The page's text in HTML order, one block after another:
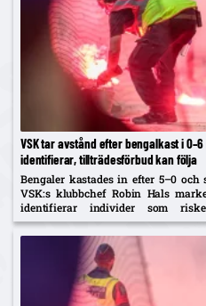
VSK tar avstånd efter bengalkast i
identifierar, tillträdesförbud kan följa
Bengaler kastades in efter 5–0 och
VSK:s klubbchef Robin Hals
identifierar individer som
tillträdesförbud.